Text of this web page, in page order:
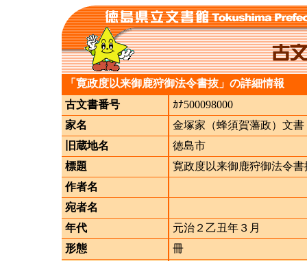
「寛政度以来御鹿狩御法令書抜」の詳細情報
古文書番号
ｶﾅ500098000
家名
金塚家（蜂須賀藩政）文書
旧蔵地名
徳島市
標題
寛政度以来御鹿狩御法令書
作者名
宛者名
年代
元治２乙丑年３月
形態
冊